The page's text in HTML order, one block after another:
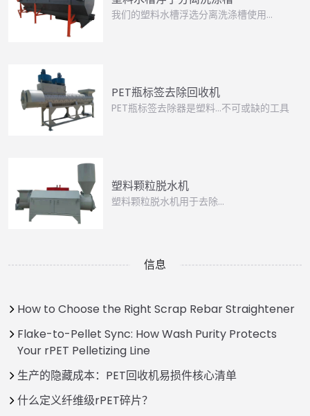
我们的塑料水槽浮选分离洗涤槽使用…
PET瓶标签去除回收机
PET瓶标签去除器是塑料…不可或缺的工具
塑料颗粒脱水机
塑料颗粒脱水机用于去除…
信息
How to Choose the Right Scrap Rebar Straightener
Flake-to-Pellet Sync: How Wash Purity Protects
Your rPET Pelletizing Line
生产的隐藏成本：PET回收机易损件核心清单
什么定义纤维级rPET碎片？